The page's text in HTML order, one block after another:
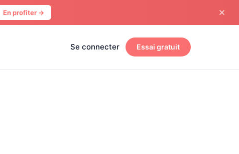
En profiter →
Se connecter Essai gratuit